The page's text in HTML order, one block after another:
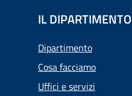
IL DIPARTIMENTO
Dipartimento
Cosa facciamo
Uffici e servizi